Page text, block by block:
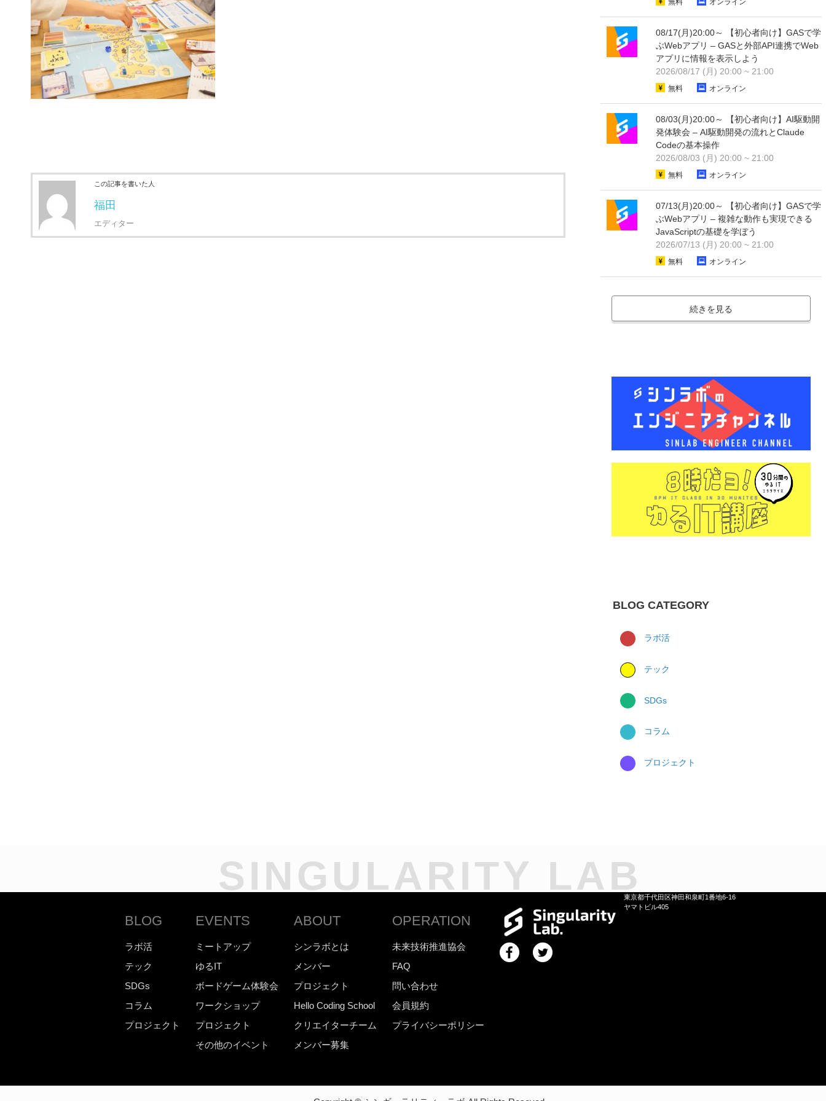
この記事を書いた人
福田
エディター
無料 オンライン
08/17(月)20:00～ 【初心者向け】GASで学
ぶWebアプリ – GASと外部API連携でWeb
アプリに情報を表示しよう
2026/08/17 (月) 20:00 ~ 21:00
無料 オンライン
08/03(月)20:00～ 【初心者向け】AI駆動開
発体験会 – AI駆動開発の流れとClaude
Codeの基本操作
2026/08/03 (月) 20:00 ~ 21:00
無料 オンライン
07/13(月)20:00～ 【初心者向け】GASで学
ぶWebアプリ – 複雑な動作も実現できる
JavaScriptの基礎を学ぼう
2026/07/13 (月) 20:00 ~ 21:00
無料 オンライン
続きを見る
BLOG CATEGORY
ラボ活
テック
SDGs
コラム
プロジェクト
SINGULARITY LAB
BLOG
ラボ活
テック
SDGs
コラム
プロジェクト
EVENTS
ミートアップ
ゆるIT
ボードゲーム体験会
ワークショップ
プロジェクト
その他のイベント
ABOUT
シンラボとは
メンバー
プロジェクト
Hello Coding School
クリエイターチーム
メンバー募集
OPERATION
未来技術推進協会
FAQ
問い合わせ
会員規約
プライバシーポリシー
東京都千代田区神田和泉町1番地6-16
ヤマトビル405